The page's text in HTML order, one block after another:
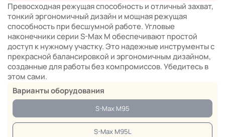
Превосходная режущая способность и отличный захват,
тонкий эргономичный дизайн и мощная режущая
способность при бесшумной работе. Угловые
наконечники серии S-Max M обеспечивают простой
доступ к нужному участку. Это надежные инструменты с
прекрасной балансировкой и эргономичным дизайном,
созданные для работы без компромиссов. Убедитесь в
этом сами.
Варианты оборудования
S-Max M95
S-Max M95L